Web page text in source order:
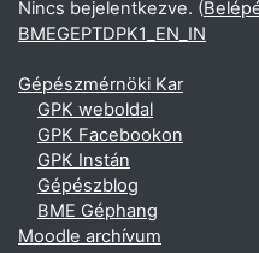
Nincs bejelentkezve. (
BMEGEPTDPK1_EN_IN
Gépészmérnöki Kar
GPK weboldal
GPK Facebookon
GPK Instán
Gépészblog
BME Géphang
Moodle archívum